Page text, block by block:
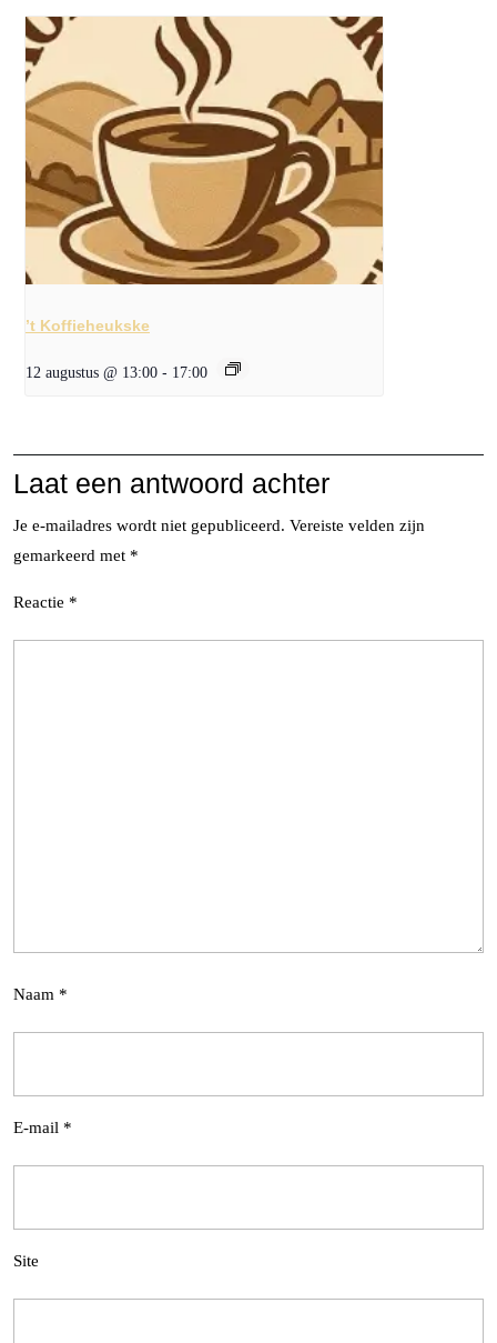
’t Koffieheukske
12 augustus @ 13:00 - 17:00
Laat een antwoord achter
Je e-mailadres wordt niet gepubliceerd. Vereiste velden zijn
gemarkeerd met *
Reactie *
Naam *
E-mail *
Site